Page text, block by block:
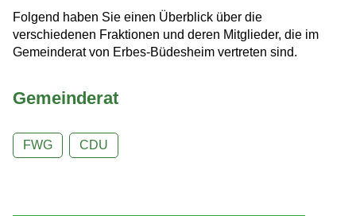
Leben
Tourismus & Kultur
Ausgrabungen
Folgend haben Sie einen Überblick über die
verschiedenen Fraktionen und deren Mitglieder, die im
Gemeinderat von Erbes-Büdesheim vertreten sind.
Gemeinderat
FWG CDU